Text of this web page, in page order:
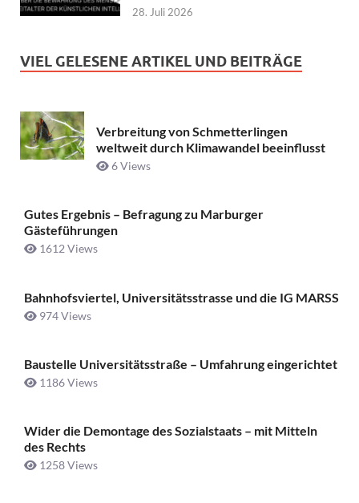
28. Juli 2026
VIEL GELESENE ARTIKEL UND BEITRÄGE
Verbreitung von Schmetterlingen
weltweit durch Klimawandel beeinflusst
6 Views
Gutes Ergebnis – Befragung zu Marburger
Gästeführungen
1612 Views
Bahnhofsviertel, Universitätsstrasse und die IG MARSS
974 Views
Baustelle Universitätsstraße ­– Umfahrung eingerichtet
1186 Views
Wider die Demontage des Sozialstaats – mit Mitteln
des Rechts
1258 Views